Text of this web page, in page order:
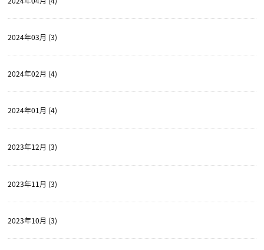
2024年03月 (3)
2024年02月 (4)
2024年01月 (4)
2023年12月 (3)
2023年11月 (3)
2023年10月 (3)